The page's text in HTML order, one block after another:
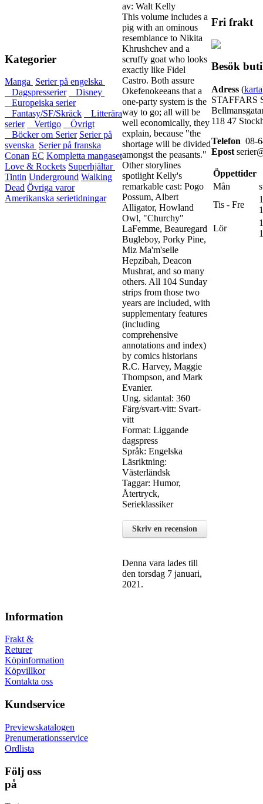
Kategorier
Manga Serier på engelska
Dagspresserier
Disney
Europeiska serier
Fantasy/SF/Skräck
Litterära
serier
Vertigo
Övrigt
Böcker om Serier Serier på
svenska Serier på franska
Conan EC Kompletta mangaset
Love & Rockets Superhjältar
Tintin Underground Walking
Dead Övriga varor
Amerikanska serietidningar
av: Walt Kelly
This volume includes a
pig with an ominous
resemblance to Nikita
Khrushchev and a
scruffy goat who looks
exactly like Fidel
Castro. Both assure
Okefenokeeans that a
one-party system is the
way to go; all will be
well economically, they
explain, because "the
shortage will be divided
amongst the peasants."
Other storylines
spotlight Kelly's
remarkable cast: Pogo
Possum, Albert
Alligator, Howland
Owl, "Churchy"
LaFemme, Beauregard
Bugleboy, Porky Pine,
Miz Ma'm'selle
Hepzibah, Deacon
Mushrat, and so many
others. All 104 Sunday
strips from those two
years are included, with
supplementary features
(including
comprehensive
annotations and index)
by comics historians
R.C. Harvey, Maggie
Thompson, and Mark
Evanier.
Ung. sidantal: 360
Färg/svart-vitt: Svart-
vitt
Format: Liggande
dagspress
Språk: Engelska
Läsriktning:
Västerländsk
Taggar: Humor,
Återtryck,
Serieklassiker
Skriv en recension
Denna vara lades till
den torsdag 7 januari,
2021.
Fri frakt
Besök
Adress (karta
STAFFARS
118 47
Telefon 08-
Epost
Öppettider
Mån
Tis - Fre
Lör
Information
Frakt &
Returer
Köpinformation
Köpvillkor
Kontakta oss
Kundservice
Previewskatalogen
Prenumerationsservice
Ordlista
Följ oss
på